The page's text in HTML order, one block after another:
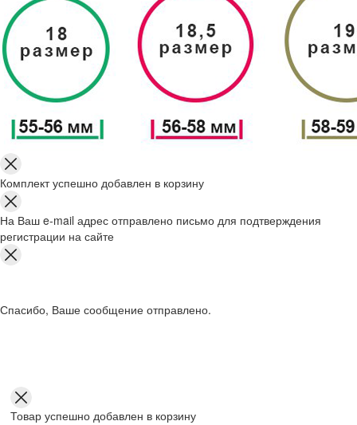
Комплект успешно добавлен в корзину
На Ваш e-mail адрес отправлено письмо для подтверждения
регистрации на сайте
Спасибо, Ваше сообщение отправлено.
Товар успешно добавлен в корзину